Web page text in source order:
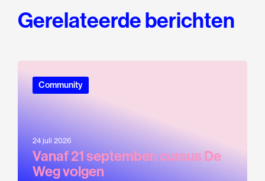
Gerelateerde berichten
Community
24 juli 2026
Vanaf 21 september: cursus De
Weg volgen